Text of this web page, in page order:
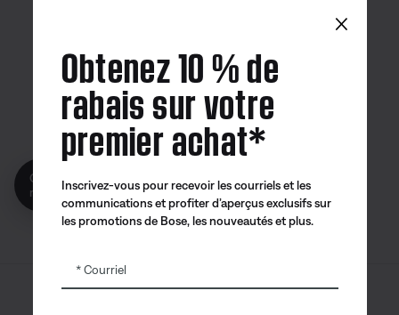
Bose
Bose Connect
Bose QCE
×
Obtenez 10 % de
rabais sur votre
premier achat*
Inscrivez-vous pour recevoir les courriels et les
communications et profiter d’aperçus exclusifs sur
les promotions de Bose, les nouveautés et plus.
Courriel
Obtenez 10% de
reduction!